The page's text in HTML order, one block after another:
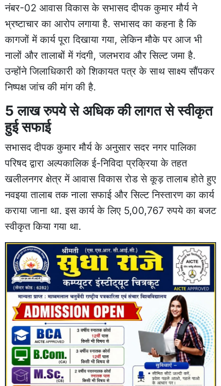
नंबर-02 आवास विकास के सभासद दीपक कुमार मौर्य ने
भ्रष्टाचार का आरोप लगाया है. सभासद का कहना है कि
कागजों में कार्य पूरा दिखाया गया, लेकिन मौके पर आज भी
नालों और तालाबों में गंदगी, जलभराव और सिल्ट जमा है.
उन्होंने जिलाधिकारी को शिकायत पत्र के साथ साक्ष्य सौंपकर
निष्पक्ष जांच की मांग की है.
5 लाख रुपये से अधिक की लागत से स्वीकृत
हुई सफाई
सभासद दीपक कुमार मौर्य के अनुसार सदर नगर पालिका
परिषद द्वारा अल्पकालिक ई-निविदा प्रक्रिया के तहत
खलीलनगर क्षेत्र में आवास विकास रोड से कूड़ तालाब होते हुए
नवइया तालाब तक नाला सफाई और सिल्ट निस्तारण का कार्य
कराया जाना था. इस कार्य के लिए 5,00,767 रुपये का बजट
स्वीकृत किया गया था.